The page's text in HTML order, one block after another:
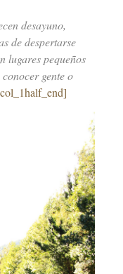
desayuno,
de despertarse
lugares pequeños
gente o